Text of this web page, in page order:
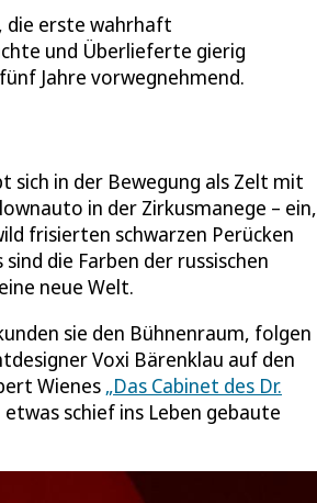
die erste wahrhaft
und Überlieferte gierig
Jahre vorwegnehmend.
sich in der Bewegung als Zelt mit
in der Zirkusmanege – ein,
frisierten schwarzen Perücken
die Farben der russischen
neue Welt.
sie den Bühnenraum, folgen
Voxi Bärenklau auf den
Wienes „Das Cabinet des Dr.
schief ins Leben gebaute